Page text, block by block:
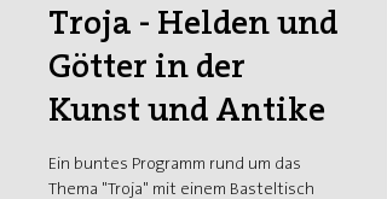
Troja - Helden und
Götter in der
Kunst und Antike
Ein buntes Programm rund um das
Thema "Troja" mit einem Basteltisch